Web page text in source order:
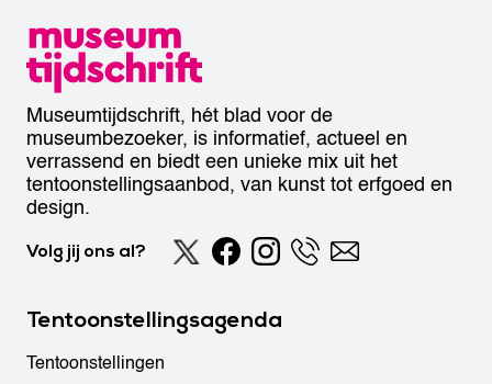
Museumtijdschrift, hét blad voor de
museumbezoeker, is informatief, actueel en
verrassend en biedt een unieke mix uit het
tentoonstellingsaanbod, van kunst tot erfgoed en
design.
Volg jij ons al?
Tentoonstellingsagenda
Tentoonstellingen